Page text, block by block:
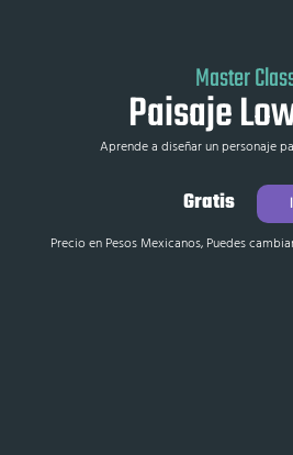
Master
Paisaje
Aprende a diseñar un personaje
Gratis
Precio en Pesos Mexicanos, Puedes